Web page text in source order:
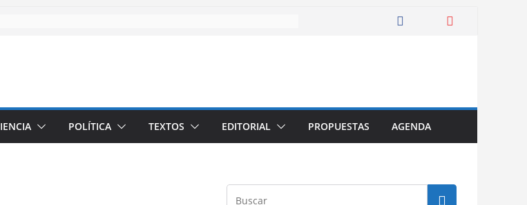
POLÍTICA TEXTOS EDITORIAL PROPUESTAS AGENDA